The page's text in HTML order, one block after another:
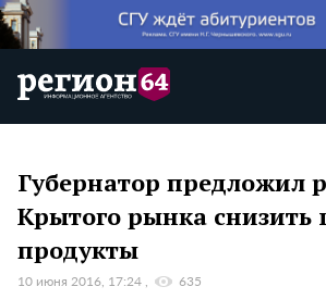
Губернатор предложил
Крытого рынка снизить
продукты
10 июня 2016, 17:24 635